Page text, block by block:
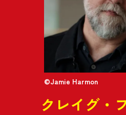
©Jamie Harmon
クレイグ・